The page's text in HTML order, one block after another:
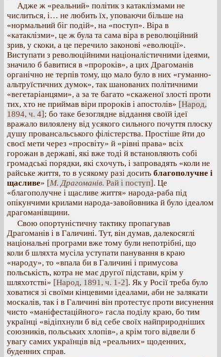
Адже ж «реальний» політик з катаклізмами не
числиться, і… не любить їх, уповаючи більше на
«нормальний біг подій», на «поступ». Віра в
«катаклізми», це ж була та сама віра в революційний
зрив, у скоки, а це перечило законові «еволюції».
Виступати з революційними націоналістичними ідеями,
значило б бавитися в «пророків», а цих Драгоманів
органічно не терпів тому, що мало було в них «гуманно-
альтруїстичних думок», так шанованих політичними
«вегетаріанцями», а за те багато «скаженої злості проти
тих, хто не приймав віри пророків і апостолів» [Народ,
1894, ч. 4]; бо таке безоглядне віддання своїй ідеї
вражало вилоялену від усякого сильного почуття плоску
душу провансальського філістерства. Простіше йти до
своєї мети через «просвіту» й «рівні права» всіх
горожан в державі, які вже тоді й встановляють собі
громадські порядки, які схочуть, і запровадять «коли не
райське життя, то в усякому разі досить благополучне і
щасливе» [М. Драгоманів. Рай і поступ]. Це
«благополучне і щасливе життя» народа-раба під
опікунчими крилами народа-завойовника й було ідеалом
драгоманівщини.
Свою опортуністичну тактику пропагував
Драгоманів і в Галичині. Тут, він думав, далекосяглі
національні програми вже тому були непотрібні, що
коли б шляхта мусіла уступати панування в краю
«народу», то «впала би в Галичині і примусова
польськість, котра не має другої підстави, крім у
шляхотстві» [Народ, 1891, ч. 1-2]. Як у Росії треба було
ховатися зі своїми кінцевими ідеалами, аби не залякати
москалів, так і в Галичині він протестує проти висунення
чисто «маніфестаційного» гасла поділу краю, бо тим
українці «відіпхнули б від себе своїх найприродніших
союзників, польських хлопів», а крім того відвели б
увагу самих українців від «реальних» щоденних,
буденних справ.